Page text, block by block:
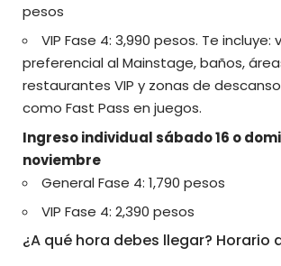
pesos
VIP Fase 4: 3,990 pesos. Te incluye:
preferencial al Mainstage, baños,
restaurantes VIP y zonas de
como Fast Pass en juegos.
Ingreso individual sábado 16 o
noviembre
General Fase 4: 1,790 pesos
VIP Fase 4: 2,390 pesos
¿A qué hora debes llegar? Horario